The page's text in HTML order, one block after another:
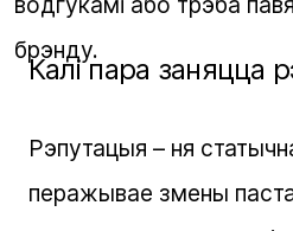
брэнду.
Калі пара заняцца
Рэпутацыя – ня
перажывае змены